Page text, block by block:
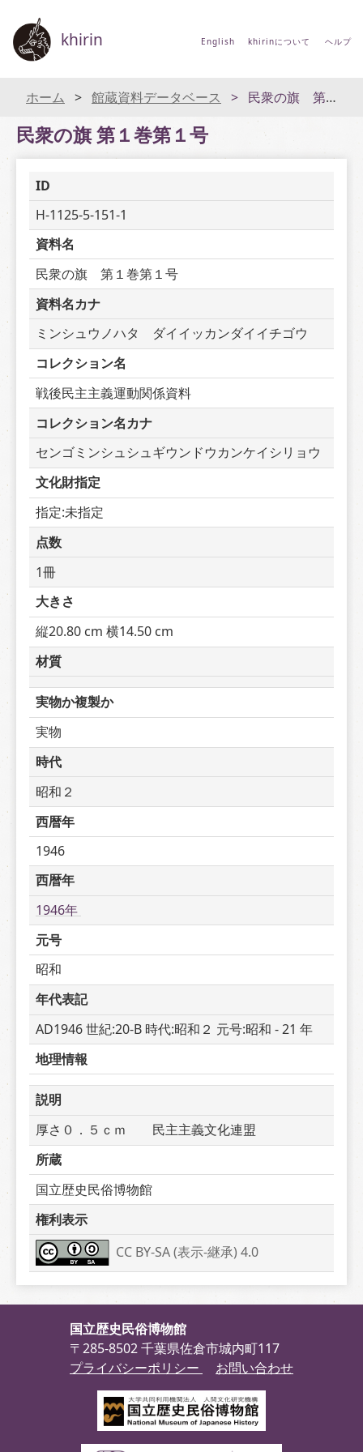
khirin English khirinについて ヘルプ
ホーム 館蔵資料データベース 民衆の旗 第１巻第１号
民衆の旗 第１巻第１号
ID
H-1125-5-151-1
資料名
民衆の旗　第１巻第１号
資料名カナ
ミンシュウノハタ　ダイイッカンダイイチゴウ
コレクション名
戦後民主主義運動関係資料
コレクション名カナ
センゴミンシュシュギウンドウカンケイシリョウ
文化財指定
指定:未指定
点数
1冊
大きさ
縦20.80 cm 横14.50 cm
材質
実物か複製か
実物
時代
昭和２
西暦年
1946
西暦年
1946年
元号
昭和
年代表記
AD1946 世紀:20-B 時代:昭和２ 元号:昭和 - 21 年
地理情報
説明
厚さ０．５ｃｍ　　民主主義文化連盟
所蔵
国立歴史民俗博物館
権利表示
CC BY-SA (表示-継承) 4.0
国立歴史民俗博物館
〒285-8502 千葉県佐倉市城内町117
プライバシーポリシー
お問い合わせ